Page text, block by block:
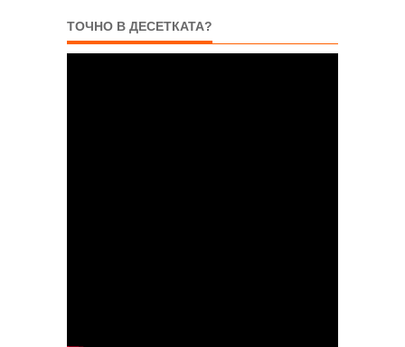
ТОЧНО В ДЕСЕТКАТА?